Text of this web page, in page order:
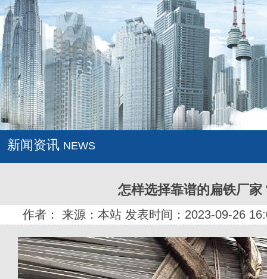
新闻资讯 NEWS
怎样选择靠谱的扁铁厂家
作者： 来源：本站 发表时间：2023-09-26